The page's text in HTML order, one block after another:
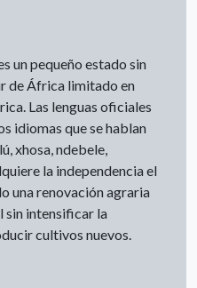
un pequeño estado sin
de África limitado en
Las lenguas oficiales
idiomas que se hablan
xhosa, ndebele,
la independencia el
una renovación agraria
sin intensificar la
cultivos nuevos.